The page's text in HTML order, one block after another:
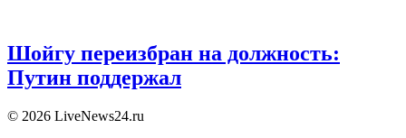
Шойгу переизбран на должность:
Путин поддержал
© 2026 LiveNews24.ru